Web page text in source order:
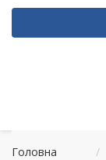
Головна /